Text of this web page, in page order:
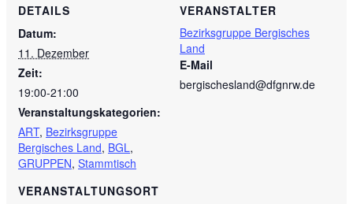
DETAILS
Datum:
11. Dezember
Zeit:
19:00-21:00
Veranstaltungskategorien:
ART, Bezirksgruppe
Bergisches Land, BGL,
GRUPPEN, Stammtisch
VERANSTALTUNGSORT
VERANSTALTER
Bezirksgruppe Bergisches
Land
E-Mail
bergischesland@dfgnrw.de